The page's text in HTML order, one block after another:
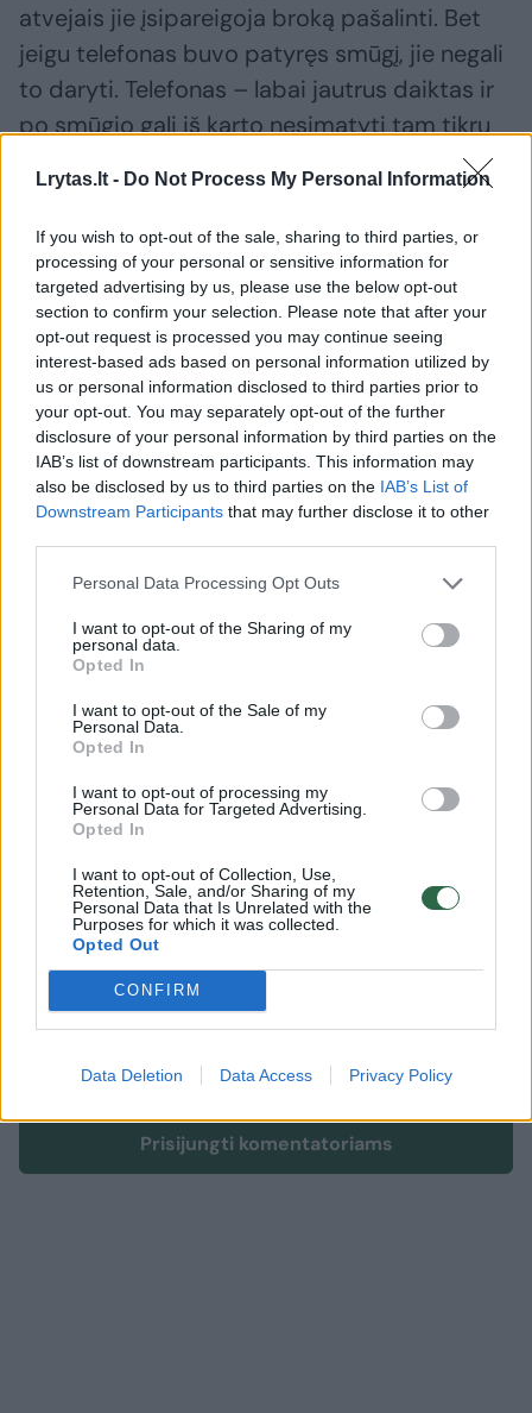
Lrytas.lt - Do Not Process My Personal Information
If you wish to opt-out of the sale, sharing to third parties, or
processing of your personal or sensitive information for
targeted advertising by us, please use the below opt-out
section to confirm your selection. Please note that after your
opt-out request is processed you may continue seeing
interest-based ads based on personal information utilized by
us or personal information disclosed to third parties prior to
your opt-out. You may separately opt-out of the further
disclosure of your personal information by third parties on the
IAB’s list of downstream participants. This information may
also be disclosed by us to third parties on the IAB’s List of
Downstream Participants that may further disclose it to other
Personal Data Processing Opt Outs
I want to opt-out of the Sharing of my
personal data.
Opted In
I want to opt-out of the Sale of my
Personal Data.
Opted In
I want to opt-out of processing my
Personal Data for Targeted Advertising.
Opted In
I want to opt-out of Collection, Use,
Retention, Sale, and/or Sharing of my
Personal Data that Is Unrelated with the
Purposes for which it was collected.
Opted Out
CONFIRM
Data Deletion Data Access Privacy Policy
atvejais jie įsipareigoja broką pašalinti. Bet
jeigu telefonas buvo patyręs smūgį, jie negali
to daryti. Telefonas – labai jautrus daiktas ir
po smūgio gali iš karto nesimatyti tam tikrų
pažeidimų. Bet koks elektroninis daiktas yra
jautrus. Todėl mes rekomenduojame naudoti
apsaugos priemones. Nuo smūgių plėvelė
tikrai neapsaugo. Ji apsaugo tik nuo
subraižymų.
Ji saugo tais atvejais, jeigu nešiojate telefoną
kišenėje ar rankinėje ir nenorite, kad ekraną
įbrėžtų raktai. Tačiau jeigu telefonas krenta, ji
niekuo nepadės. Rekomenduojame naudoti
dėklus ir telefonus apdrausti“, – patarė
Sekite mus „Facebook“ ir skaitykite daugiau
skilties „Bendraukime“ temų.
telefonas
Komentuoti po šiuo straipsniu
Komentuoti gali tik Lrytas registruoti vartotojai.
Prisijunkite prie registruotų vartotojų
bendruomenės ir bendraukite komentaruose!
Rodyti komentarus
Prisijungti komentatoriams